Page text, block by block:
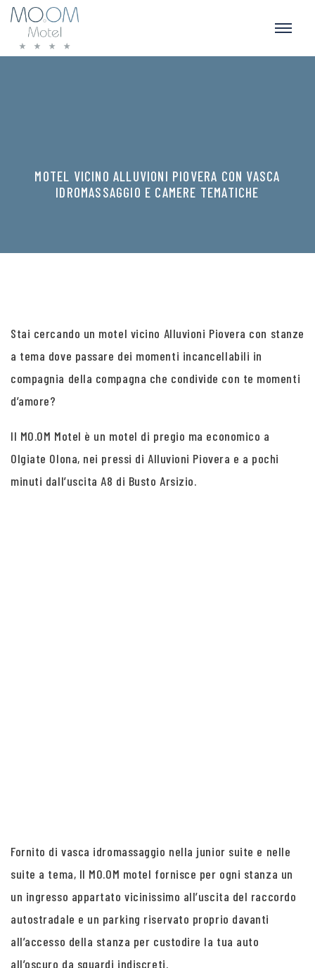
MOTEL VICINO ALLUVIONI PIOVERA CON VASCA
IDROMASSAGGIO E CAMERE TEMATICHE
Stai cercando un motel vicino Alluvioni Piovera con stanze
a tema dove passare dei momenti incancellabili in
compagnia della compagna che condivide con te momenti
d’amore?
Il MO.OM Motel è un motel di pregio ma economico a
Olgiate Olona, nei pressi di Alluvioni Piovera e a pochi
minuti dall’uscita A8 di Busto Arsizio.
Fornito di vasca idromassaggio nella junior suite e nelle
suite a tema, Il MO.OM motel fornisce per ogni stanza un
un ingresso appartato vicinissimo all’uscita del raccordo
autostradale e un parking riservato proprio davanti
all’accesso della stanza per custodire la tua auto
all’oscuro da sguardi indiscreti.